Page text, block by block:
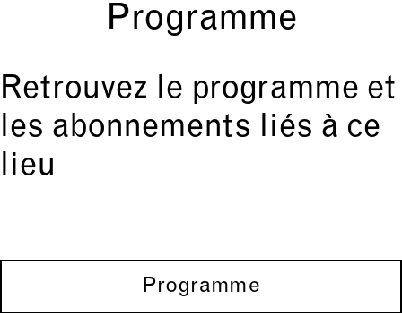
Programme
Retrouvez le programme et
les abonnements liés à ce
lieu
Programme